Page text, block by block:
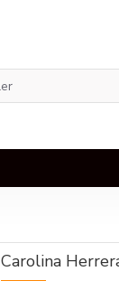
Carolina